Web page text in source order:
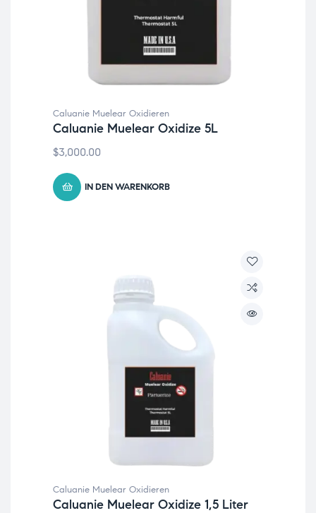
Caluanie Muelear Oxidieren
Caluanie Muelear Oxidize 5L
$3,000.00
IN DEN WARENKORB
Caluanie Muelear Oxidieren
Caluanie Muelear Oxidize 1,5 Liter